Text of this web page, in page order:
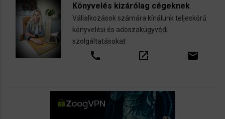
Könyvelés kizárólag cégeknek
Vállalkozások számára kínálunk teljeskörű
könyvelési és adószakügyvédi
szolgáltatásokat
call open_in_new email